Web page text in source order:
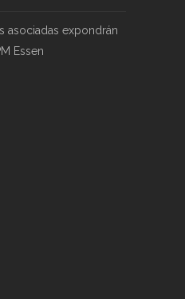
asociadas expondrán
Essen